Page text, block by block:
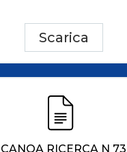
Scarica
CANOA RICERCA N 73